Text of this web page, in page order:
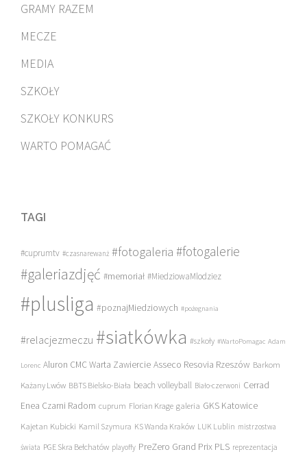
GRAMY RAZEM
MECZE
MEDIA
SZKOŁY
SZKOŁY KONKURS
WARTO POMAGAĆ
TAGI
#cuprumtv #czasnarewanż #fotogaleria #fotogalerie
#galeriazdjęć #memoriał #MiedziowaMlodziez
#plusliga #poznajMiedziowych #pożegnania
#relacjezmeczu #siatkówka #szkoły #WartoPomagac Adam
Lorenc Aluron CMC Warta Zawiercie Asseco Resovia Rzeszów Barkom
Każany Lwów BBTS Bielsko-Biała beach volleyball Biało-czerwoni Cerrad
Enea Czarni Radom cuprum Florian Krage galeria GKS Katowice
Kajetan Kubicki Kamil Szymura KS Wanda Kraków LUK Lublin mistrzostwa
świata PGE Skra Bełchatów playoffy PreZero Grand Prix PLS reprezentacja